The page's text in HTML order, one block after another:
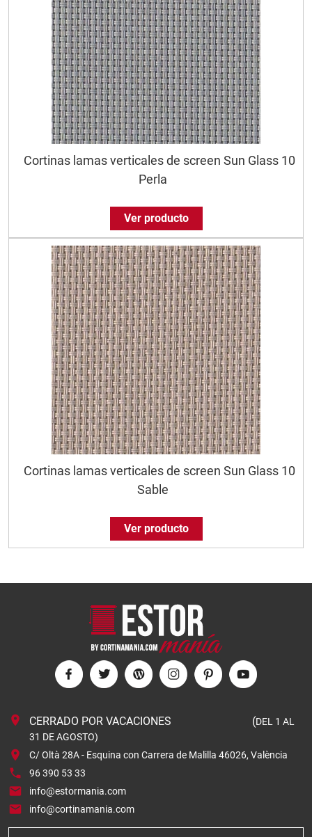
Cortinas lamas verticales de screen Sun Glass 10
Perla
Ver producto
Cortinas lamas verticales de screen Sun Glass 10
Sable
Ver producto
CERRADO POR VACACIONES (DEL 1 AL
31 DE AGOSTO)
C/ Oltà 28A - Esquina con Carrera de Malilla 46026, València
96 390 53 33
info@estormania.com
info@cortinamania.com